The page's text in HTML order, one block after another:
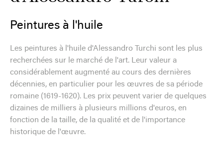
Peintures à l'huile
Les peintures à l'huile d'Alessandro Turchi sont les plus
recherchées sur le marché de l'art. Leur valeur a
considérablement augmenté au cours des dernières
décennies, en particulier pour les œuvres de sa période
romaine (1619-1620). Les prix peuvent varier de quelques
dizaines de milliers à plusieurs millions d'euros, en
fonction de la taille, de la qualité et de l'importance
historique de l'œuvre.